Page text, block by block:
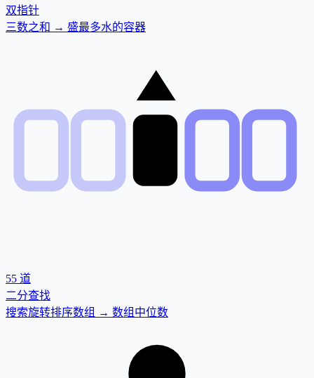
双指针
三数之和 → 盛最多水的容器
55 道
二分查找
搜索旋转排序数组 → 数组中位数